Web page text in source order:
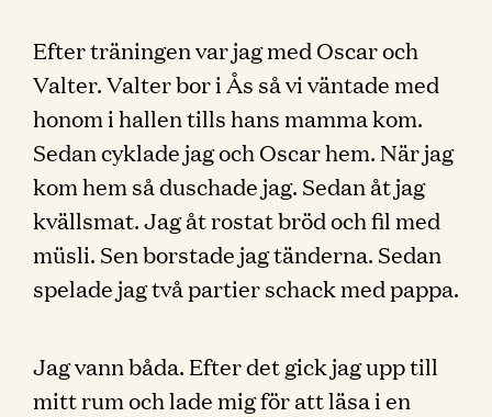
Efter träningen var jag med Oscar och
Valter. Valter bor i Ås så vi väntade med
honom i hallen tills hans mamma kom.
Sedan cyklade jag och Oscar hem. När jag
kom hem så duschade jag. Sedan åt jag
kvällsmat. Jag åt rostat bröd och fil med
müsli. Sen borstade jag tänderna. Sedan
spelade jag två partier schack med pappa.
Jag vann båda. Efter det gick jag upp till
mitt rum och lade mig för att läsa i en